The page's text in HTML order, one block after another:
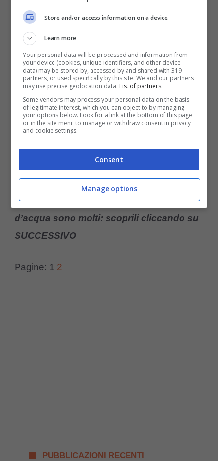
Quest’ultimo è uno dei nemici principali della
tartaruga d’acqua in quanto si deposita sul
suo carapace. Per questo motivo per il bene
dell’animale è necessario eliminarlo.
Per evitare un eccesso di calcare sul guscio
del vostroamato animale acquatico
necessario effettuare una pulizia almeno una
volta a settimana.
I modi per pulire il guscio della tartaruga
d’acqua sono molti: scoprili cliccando su
SUCCESSIVO
Pagine: 1 2
PUBBLICAZIONI RECENTI
Store and/or access information on a device
Learn more
Your personal data will be processed and information from
your device (cookies, unique identifiers, and other device
data) may be stored by, accessed by and shared with 319
partners, or used specifically by this site. We and our partners
may use precise geolocation data. List of partners.
Some vendors may process your personal data on the basis
of legitimate interest, which you can object to by managing
your options below. Look for a link at the bottom of this page
or in the site menu to manage or withdraw consent in privacy
and cookie settings.
Consent
Manage options